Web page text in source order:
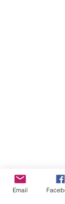
Email